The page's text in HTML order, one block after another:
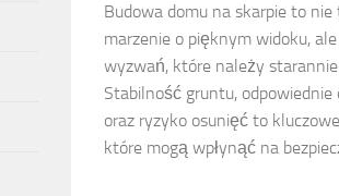
Budowa domu na skarpie to
marzenie o pięknym widoku,
wyzwań, które należy
Stabilność gruntu, odpowiednie
oraz ryzyko osunięć to
które mogą wpłynąć na